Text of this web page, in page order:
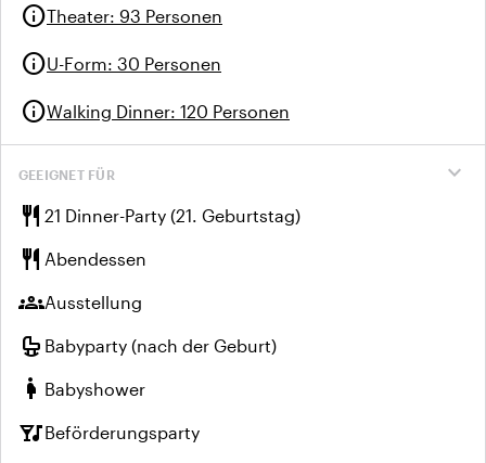
infoTheater: 93 Personen
infoU-Form: 30 Personen
infoWalking Dinner: 120 Personen
expand_more
GEEIGNET FÜR
restaurant 21 Dinner-Party (21. Geburtstag)
restaurant Abendessen
groupsAusstellung
crib Babyparty (nach der Geburt)
pregnant_woman Babyshower
nightlifeBeförderungsparty